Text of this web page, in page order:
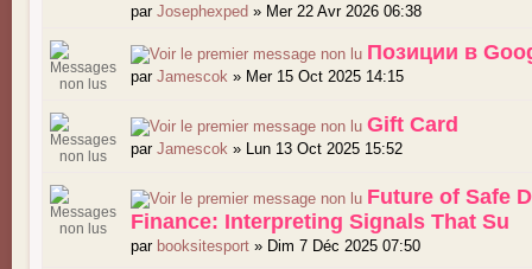
par Josephexped » Mer 22 Avr 2026 06:38
Позиции в
par Jamescok » Mer 15 Oct 2025 14:15
Gift Card
par Jamescok » Lun 13 Oct 2025 15:52
Future of Safe
Finance: Interpreting Signals That Su
par booksitesport » Dim 7 Déc 2025 07:50